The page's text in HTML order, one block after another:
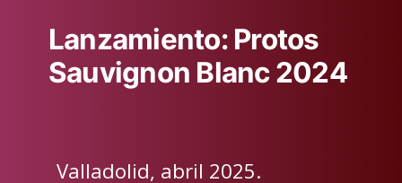
Lanzamiento: Protos
Sauvignon Blanc 2024
Valladolid, abril 2025.